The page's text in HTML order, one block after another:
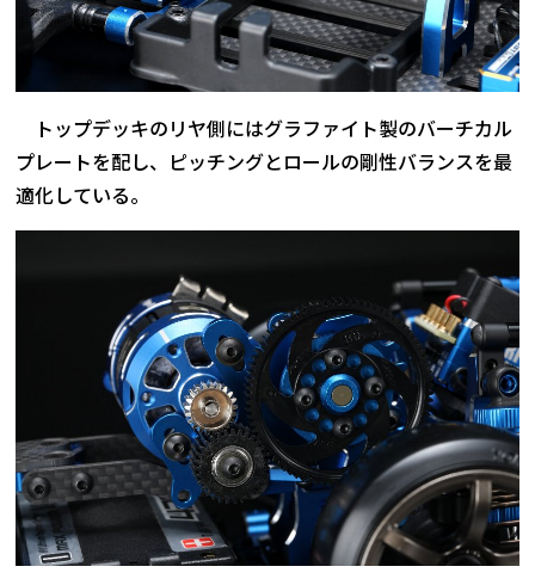
トップデッキのリヤ側にはグラファイト製のバーチカル
プレートを配し、ピッチングとロールの剛性バランスを最
適化している。